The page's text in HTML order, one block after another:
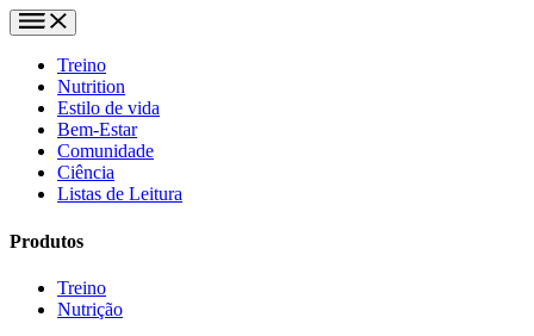
Treino
Nutrition
Estilo de vida
Bem-Estar
Comunidade
Ciência
Listas de Leitura
Produtos
Treino
Nutrição